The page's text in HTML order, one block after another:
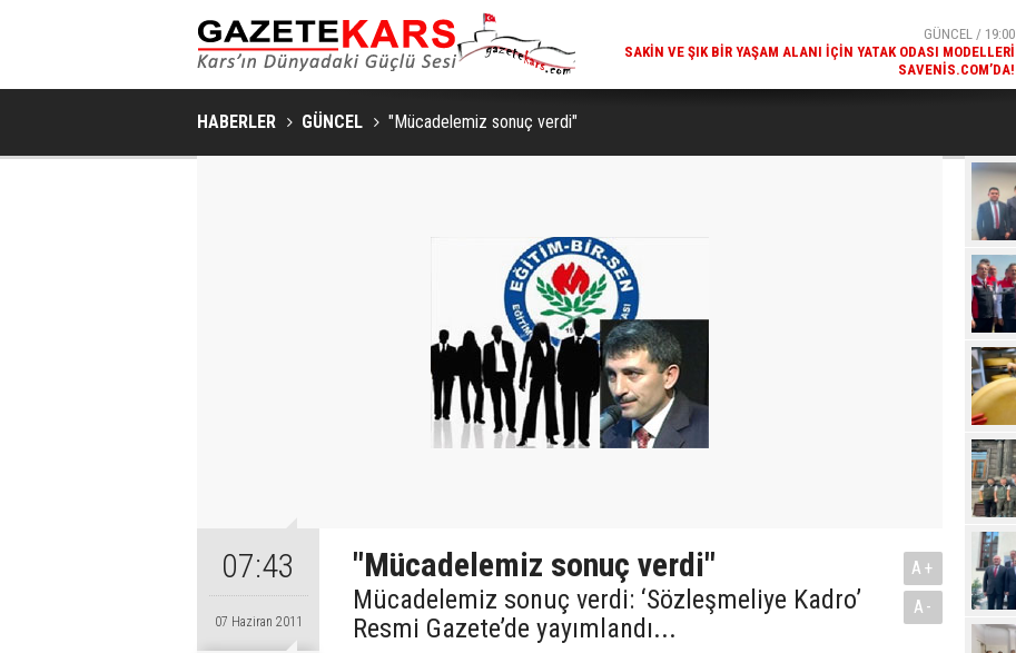
SAVENIS.COM’DA!
GÜNCEL / 18:38
KARS'IN TURIZM POTANSIYELI BAKÜ'DE TANITILDI
HABERLER GÜNCEL "Mücadelemiz sonuç verdi"
07:43
07 Haziran 2011
"Mücadelemiz sonuç verdi"
Mücadelemiz sonuç verdi: ‘Sözleşmeliye Kadro’
Resmi Gazete’de yayımlandı...
A+
A-